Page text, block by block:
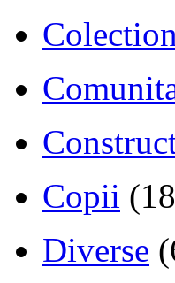
Copii
Diverse